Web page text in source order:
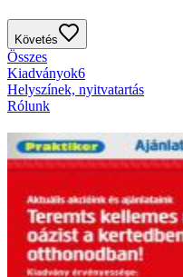
Követés
Összes
Kiadványok6
Helyszínek, nyitvatartás
Rólunk